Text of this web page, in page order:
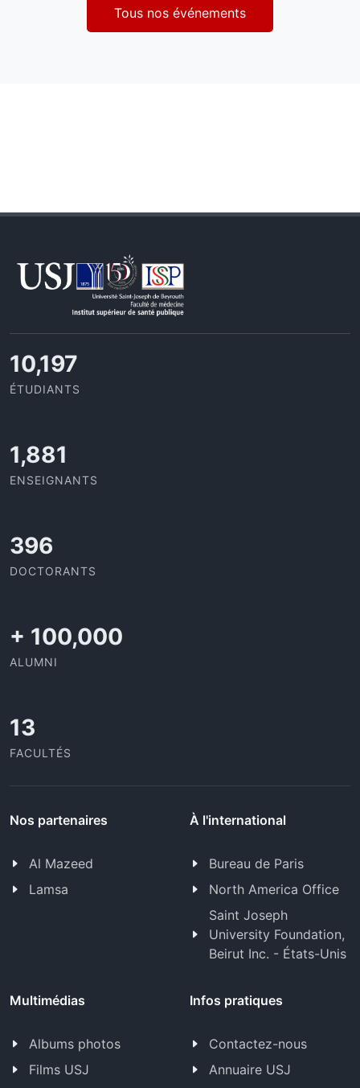
Tous nos événements
11,727
ÉTUDIANTS
2,142
ENSEIGNANTS
437
DOCTORANTS
+ 100,000
ALUMNI
13
FACULTÉS
Nos partenaires
Al Mazeed
Lamsa
À l'international
Bureau de Paris
North America Office
Saint Joseph
University Foundation,
Beirut Inc. - États-Unis
Multimédias
Albums photos
Films USJ
Infos pratiques
Contactez-nous
Annuaire USJ